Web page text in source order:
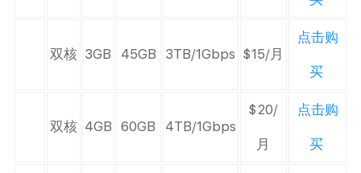
双核 3GB 45GB 3TB/1Gbps $15/月
点击购
买
双核 4GB 60GB 4TB/1Gbps
$20/
月
点击购
买